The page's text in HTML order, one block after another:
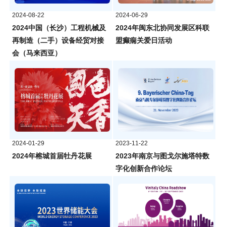
2024-08-22
2024中国（长沙）工程机械及
再制造（二手）设备经贸对接
会（马来西亚）
2024-06-29
2024年闽东北协同发展区科联
盟癫痫关爱日活动
2024-01-29
2024年榕城首届牡丹花展
2023-11-22
2023年南京与图戈尔施塔特数
字化创新合作论坛